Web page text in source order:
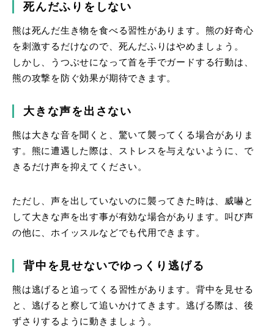
死んだふりをしない
熊は死んだ生き物を食べる習性があります。熊の好奇心
を刺激するだけなので、死んだふりはやめましょう。
しかし、うつぶせになって首を手でガードする行動は、
熊の攻撃を防ぐ効果が期待できます。
大きな声を出さない
熊は大きな音を聞くと、驚いて襲ってくる場合がありま
す。熊に遭遇した際は、ストレスを与えないように、で
きるだけ声を抑えてください。
ただし、声を出していないのに襲ってきた時は、威嚇と
して大きな声を出す事が有効な場合があります。叫び声
の他に、ホイッスルなどでも代用できます。
背中を見せないでゆっくり逃げる
熊は逃げると追ってくる習性があります。背中を見せる
と、逃げると察して追いかけてきます。逃げる際は、後
ずさりするように動きましょう。